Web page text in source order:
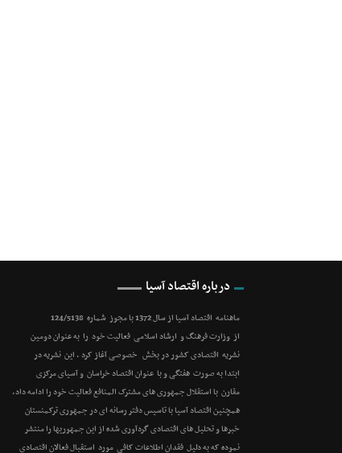
درباره اقتصاد آسیا
ماهنامه اقتصاد آسیا از سال 1372 با مجوز شماره 124/5138
از وزارت فرهنگ و ارشاد اسلامی فعالیت خود را به عنوان دومین
نشریه اقتصادی کشور در بخش خصوصی آغاز کرد . این نشریه در
ابتدا به صورت هفتگی و با عنوان اقتصاد خراسان و آسیای مرکزی
مقارن با استقلال جمهوری های مشترک المنافع فعالیت خود را ادامه داد.
همچنین اقتصاد آسیا با تاسیس دفتر رسانه ای در جمهوری ترکمنستان
خبرها و تحلیل های اقتصادی گردآوری شده از این جمهوریها را منتشر
نموده که به دلیل فقدان اطلاعات کافی مورد استقبال فعالان اقتصادی